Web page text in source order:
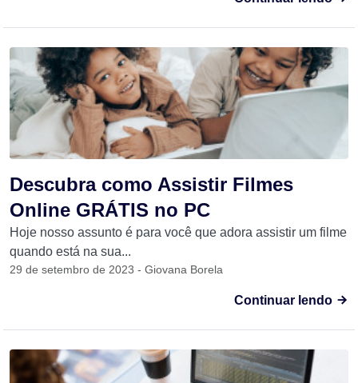
Descubra como Assistir Filmes
Online GRÁTIS no PC
Hoje nosso assunto é para você que adora assistir um filme
quando está na sua...
29 de setembro de 2023 - Giovana Borela
Continuar lendo